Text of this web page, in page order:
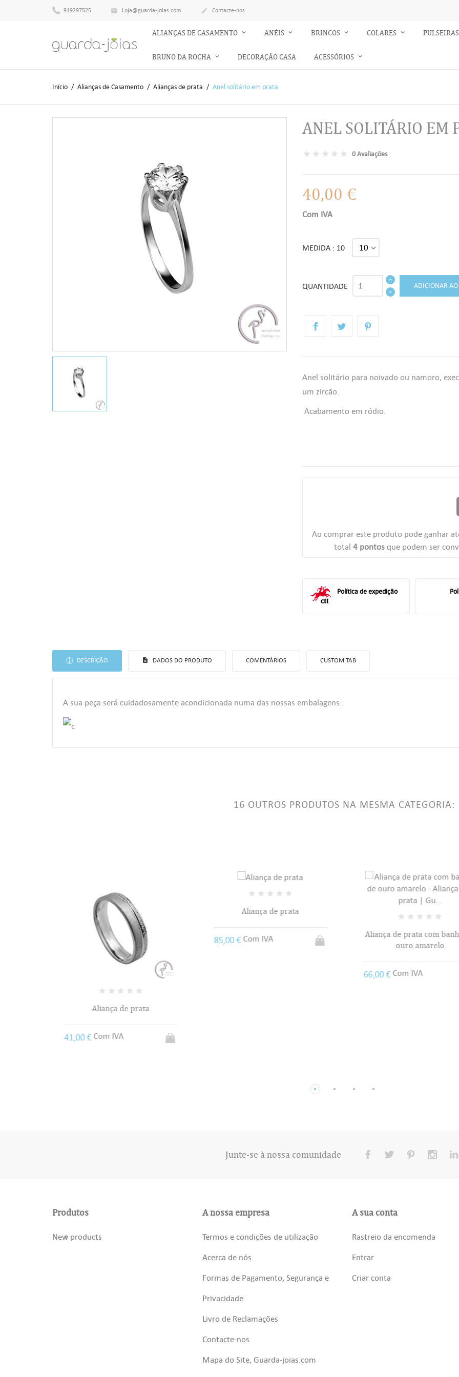
919297525  Loja@guarda-joias.com  Contacte-nos
ALIANÇAS DE CASAMENTO ANÉIS BRINCOS COLARES PULSEIRAS
BRUNO DA ROCHA DECORAÇÃO CASA ACESSÓRIOS
Início Alianças de Casamento Alianças de prata Anel solitário em prata
ANEL SOLITÁRIO EM
0 Avaliações
40,00 €
Com IVA
MEDIDA : 10
QUANTIDADE ADICIONAR
Ao comprar este produto pode ganhar
total4 pontos que podem ser
Anel solitário para noivado ou namoro,
um zircão.
Acabamento em ródio.
Política de expedição
DESCRIÇÃO DADOS DO PRODUTO COMENTÁRIOS CUSTOM TAB
A sua peça será cuidadosamente acondicionada numa das nossas embalagens:
16 OUTROS PRODUTOS NA MESMA CATEGORIA:
Aliança de prata
41,00 € Com IVA
Aliança de prata
85,00 € Com IVA
Aliança de prata com
ouro amarelo
66,00 € Com IVA
Junte-se à nossa comunidade
Produtos
New products
A nossa empresa
Termos e condições de utilização
Acerca de nós
Formas de Pagamento, Segurança e
Privacidade
Livro de Reclamações
Contacte-nos
Mapa do Site, Guarda-joias.com
A sua conta
Rastreio da encomenda
Entrar
Criar conta